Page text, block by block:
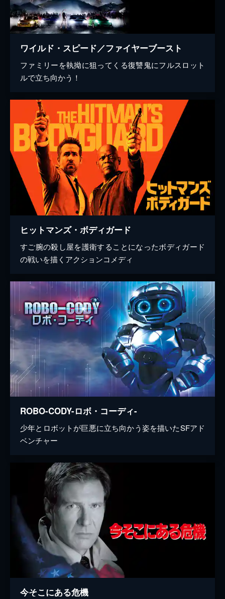
ワイルド・スピード／ファイヤーブースト
ファミリーを執拗に狙ってくる復讐鬼にフルスロット
ルで立ち向かう！
ヒットマンズ・ボディガード
すご腕の殺し屋を護衛することになったボディガード
の戦いを描くアクションコメディ
ROBO-CODY-ロボ・コーディ-
少年とロボットが巨悪に立ち向かう姿を描いたSFアド
ベンチャー
今そこにある危機